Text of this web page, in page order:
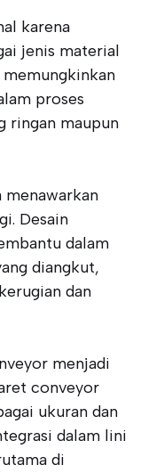
karena
jenis material
proses
ringan maupun
Desain
dalam
diangkut,
dan
menjadi
conveyor
ukuran dan
dalam lini
di